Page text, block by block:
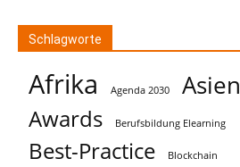
Schlagworte
Afrika Agenda 2030 Asien
Awards Berufsbildung Elearning
Best-Practice Blockchain